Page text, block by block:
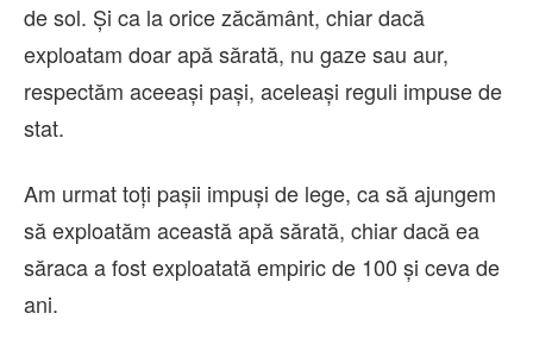
de sol. Și ca la orice zăcământ, chiar dacă
exploatam doar apă sărată, nu gaze sau aur,
respectăm aceeași pași, aceleași reguli impuse de
stat.
Am urmat toți pașii impuși de lege, ca să ajungem
să exploatăm această apă sărată, chiar dacă ea
săraca a fost exploatată empiric de 100 și ceva de
ani.